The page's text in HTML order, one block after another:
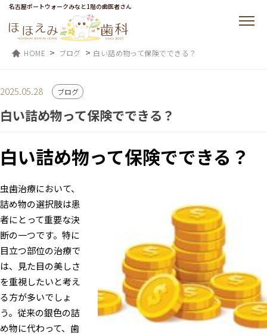
名古屋ポートウォークみなと1階の歯医者さん
HOME > ブログ > 白い詰め物って保険でできる？
2025.05.28 ブログ
白い詰め物って保険でできる？
白い詰め物って保険でできる？
虫歯治療において、
詰め物の選択肢は患
者にとって重要な決
断の一つです。特に
目立つ部位の治療で
は、見た目の美しさ
を重視したいと考え
る方が多いでしょ
う。従来の銀色の詰
め物に代わって、歯